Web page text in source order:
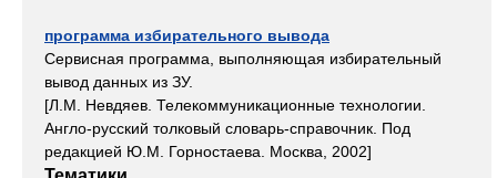
программа избирательного вывода
Сервисная программа, выполняющая избирательный
вывод данных из ЗУ.
[Л.М. Невдяев. Телекоммуникационные технологии.
Англо-русский толковый словарь-справочник. Под
редакцией Ю.М. Горностаева. Москва, 2002]